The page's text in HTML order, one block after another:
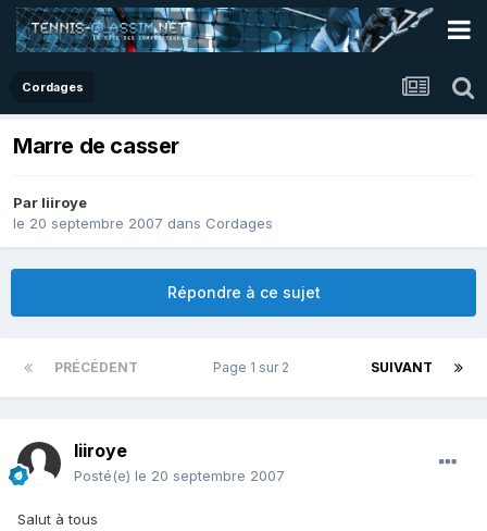
Cordages
Marre de casser
Par liiroye
le 20 septembre 2007 dans Cordages
Répondre à ce sujet
PRÉCÉDENT SUIVANT
Page 1 sur 2
liiroye
Posté(e) le 20 septembre 2007
Salut à tous